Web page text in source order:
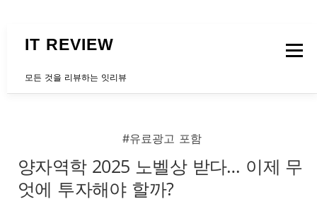
IT REVIEW
모든 것을 리뷰하는 잇리뷰
메뉴
#유료광고 포함
양자역학 2025 노벨상 받다… 이제 무
엇에 투자해야 할까?